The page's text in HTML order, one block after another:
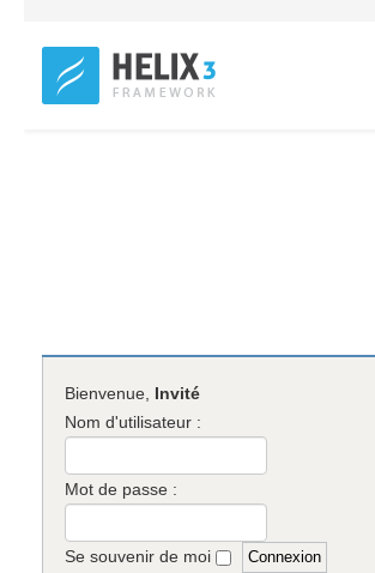
Bienvenue, Invité
Nom d'utilisateur :
Mot de passe :
Se souvenir de moi